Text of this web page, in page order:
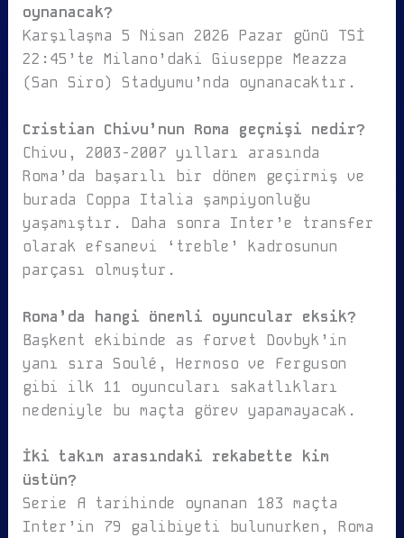
oynanacak?
Karşılaşma 5 Nisan 2026 Pazar günü TSİ
22:45’te Milano’daki Giuseppe Meazza
(San Siro) Stadyumu’nda oynanacaktır.
Cristian Chivu’nun Roma geçmişi nedir?
Chivu, 2003-2007 yılları arasında
Roma’da başarılı bir dönem geçirmiş ve
burada Coppa Italia şampiyonluğu
yaşamıştır. Daha sonra Inter’e transfer
olarak efsanevi ‘treble’ kadrosunun
parçası olmuştur.
Roma’da hangi önemli oyuncular eksik?
Başkent ekibinde as forvet Dovbyk’in
yanı sıra Soulé, Hermoso ve Ferguson
gibi ilk 11 oyuncuları sakatlıkları
nedeniyle bu maçta görev yapamayacak.
İki takım arasındaki rekabette kim
üstün?
Serie A tarihinde oynanan 183 maçta
Inter’in 79 galibiyeti bulunurken, Roma